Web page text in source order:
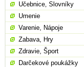
Učebnice, Slovníky
Umenie
Varenie, Nápoje
Zabava, Hry
Zdravie, Šport
Darčekové poukážky